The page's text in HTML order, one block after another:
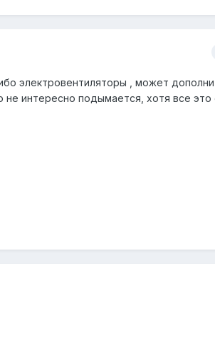
электровентиляторы , может
интересно подымается, хотя все это